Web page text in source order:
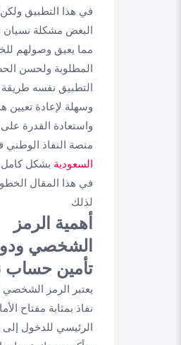
في هذا التطبيق
البعض مشكلة نسيان
مما يعيق وصولهم
المطلوبة ولحسن
التطبيق نفسه
وسهلة لإعادة تعيين
واستعادة القدرة
منصة النفاذ الوطني
السعودية بشكل
في هذا المقال
لذلك
أهمية الرمز
الشخصي
تأمين حساب
يعتبر الرمز الشخصي
نفاذ بمثابة مفتاح
الرئيسي للدخول